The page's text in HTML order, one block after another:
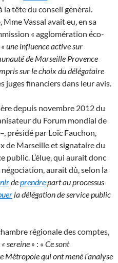
la tête du conseil général.
Vassal avait eu, en sa
« agglomération éco-
« une influence active sur
de Marseille Provence
sur le choix du délégataire
juges financiers dans leur avis.
depuis novembre 2012 du
du Forum mondial de
présidé par Loïc Fauchon,
de Marseille et signataire du
public. L’élue, qui aurait donc
aurait dû, selon la
deprendrepart au processus
la délégation de service public
régionale des comptes,
« sereine » : « Ce sont
Métropole qui ont mené l’analyse